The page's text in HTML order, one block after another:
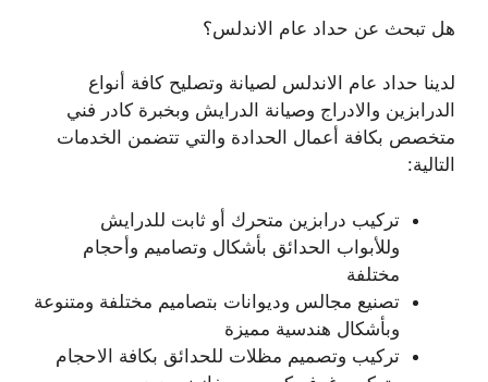
هل تبحث عن حداد عام الاندلس؟
لدينا حداد عام الاندلس لصيانة وتصليح كافة أنواع
الدرابزين والادراج وصيانة الدرايش وبخبرة كادر فني
متخصص بكافة أعمال الحدادة والتي تتضمن الخدمات
التالية:
تركيب درابزين متحرك أو ثابت للدرايش
وللأبواب الحدائق بأشكال وتصاميم وأحجام
مختلفة
تصنيع مجالس وديوانات بتصاميم مختلفة ومتنوعة
وبأشكال هندسية مميزة
تركيب وتصميم مظلات للحدائق بكافة الاحجام